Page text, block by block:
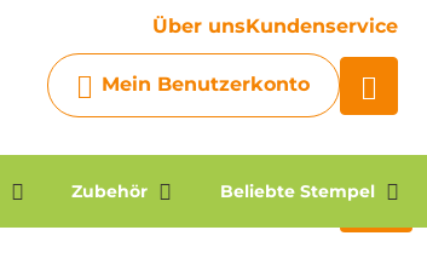
Über unsKundenservice
Mein Benutzerkonto
Zubehör Beliebte Stempel
Chatbot
Chatten Sie 24/7 mit unserem
hilfreichen Chatbot
Kontakt